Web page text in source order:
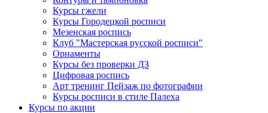
Курсы гжели
Курсы Городецкой росписи
Мезенская роспись
Клуб "Мастерская русской росписи"
Орнаменты
Курсы без проверки ДЗ
Цифровая роспись
Арт тренинг Пейзаж по фотографии
Курсы росписи в стиле Палеха
Курсы по акции